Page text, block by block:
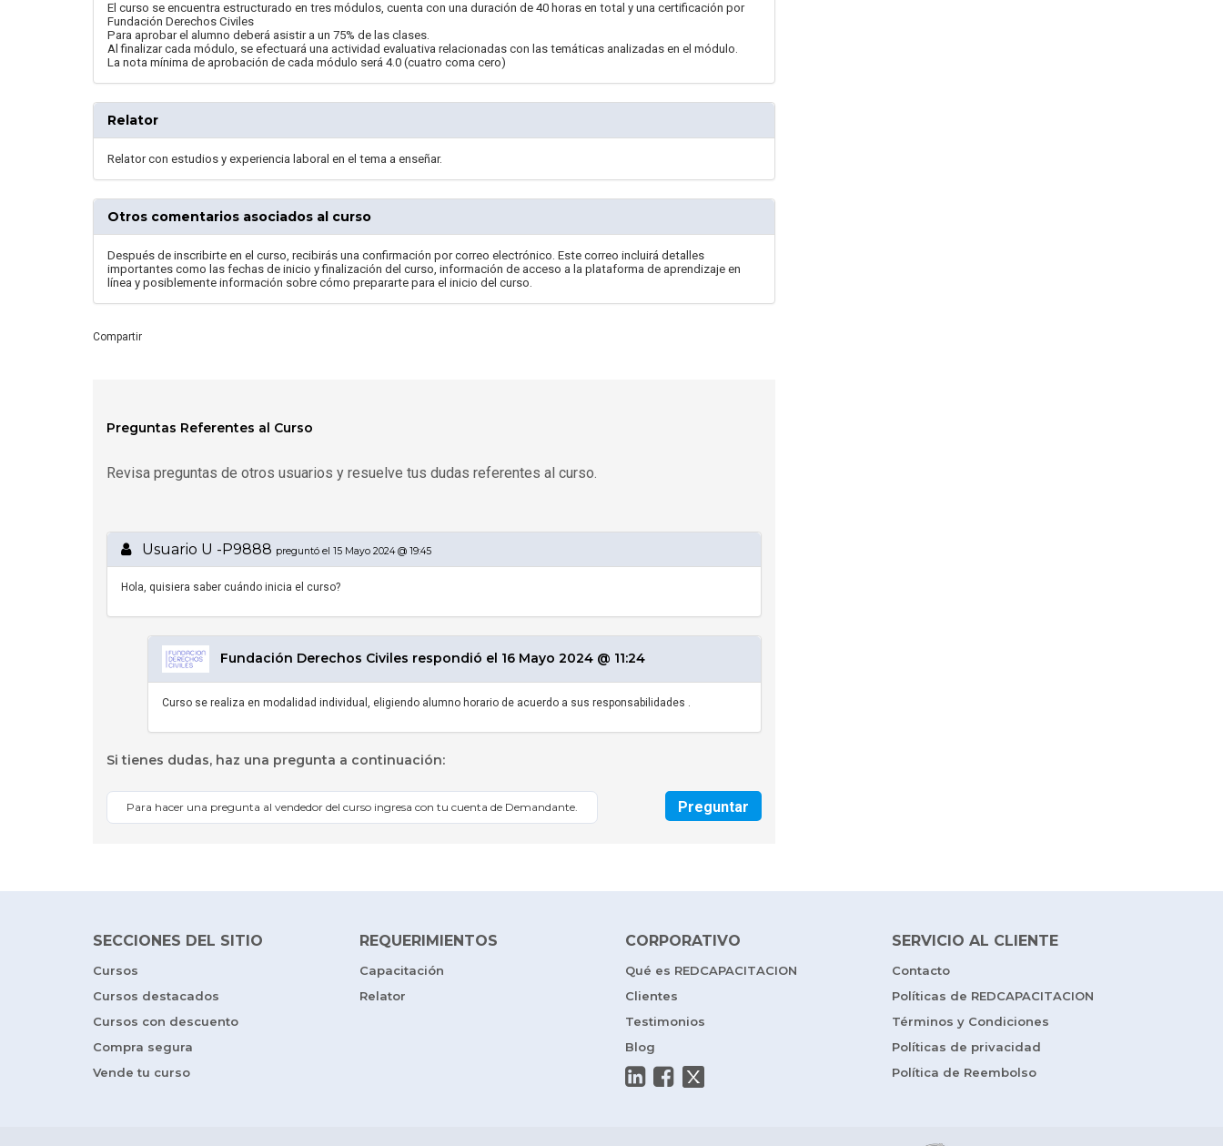
El curso se encuentra estructurado en tres módulos, cuenta con una duración de 40 horas en total y una certificación por
Fundación Derechos Civiles
Para aprobar el alumno deberá asistir a un 75% de las clases.
Al finalizar cada módulo, se efectuará una actividad evaluativa relacionadas con las temáticas analizadas en el módulo.
La nota mínima de aprobación de cada módulo será 4.0 (cuatro coma cero)
Relator
Relator con estudios y experiencia laboral en el tema a enseñar.
Otros comentarios asociados al curso
Después de inscribirte en el curso, recibirás una confirmación por correo electrónico. Este correo incluirá detalles
importantes como las fechas de inicio y finalización del curso, información de acceso a la plataforma de aprendizaje en
línea y posiblemente información sobre cómo prepararte para el inicio del curso.
Compartir
Preguntas Referentes al Curso
Revisa preguntas de otros usuarios y resuelve tus dudas referentes al curso.
Usuario U -P9888 preguntó el 15 Mayo 2024 @ 19:45
Hola, quisiera saber cuándo inicia el curso?
Fundación Derechos Civiles respondió el 16 Mayo 2024 @ 11:24
Curso se realiza en modalidad individual, eligiendo alumno horario de acuerdo a sus responsabilidades .
Si tienes dudas, haz una pregunta a continuación:
Para hacer una pregunta al vendedor del curso ingresa con tu cuenta de Demandante. Preguntar
SECCIONES DEL SITIO
Cursos
Cursos destacados
Cursos con descuento
Compra segura
Vende tu curso
REQUERIMIENTOS
Capacitación
Relator
CORPORATIVO
Qué es REDCAPACITACION
Clientes
Testimonios
Blog
SERVICIO AL CLIENTE
Contacto
Políticas de REDCAPACITACION
Términos y Condiciones
Políticas de privacidad
Política de Reembolso